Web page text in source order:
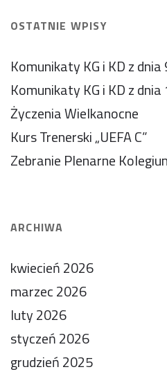
OSTATNIE WPISY
Komunikaty KG i KD z
Komunikaty KG i KD z
Życzenia Wielkanocne
Kurs Trenerski „UEFA C”
Zebranie Plenarne
ARCHIWA
kwiecień 2026
marzec 2026
luty 2026
styczeń 2026
grudzień 2025